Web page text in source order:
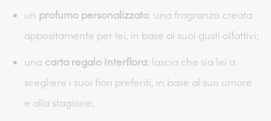
un profumo personalizzato: una fragranza creata
appositamente per lei, in base ai suoi gusti olfattivi;
una carta regalo Interflora: lascia che sia lei a
scegliere i suoi fiori preferiti, in base al suo umore
e alla stagione;